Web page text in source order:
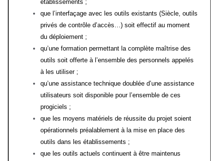
établissements ;
que l’interfaçage avec les outils existants (Siècle, outils
privés de contrôle d’accès…) soit effectif au moment
du déploiement ;
qu’une formation permettant la complète maîtrise des
outils soit offerte à l’ensemble des personnels appelés
à les utiliser ;
qu’une assistance technique doublée d’une assistance
utilisateurs soit disponible pour l’ensemble de ces
progiciels ;
que les moyens matériels de réussite du projet soient
opérationnels préalablement à la mise en place des
outils dans les établissements ;
que les outils actuels continuent à être maintenus